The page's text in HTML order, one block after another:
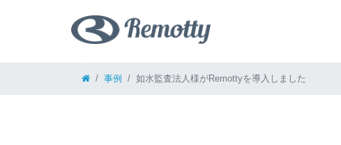
コンテンツへスキップ
事例 如水監査法人様がRemottyを導入しました